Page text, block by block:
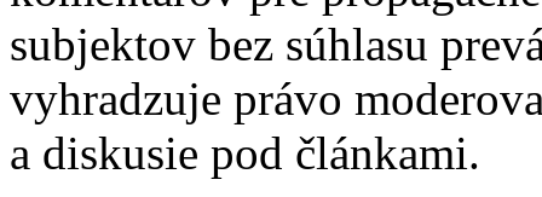
subjektov bez súhlasu
vyhradzuje právo
a diskusie pod článkami.